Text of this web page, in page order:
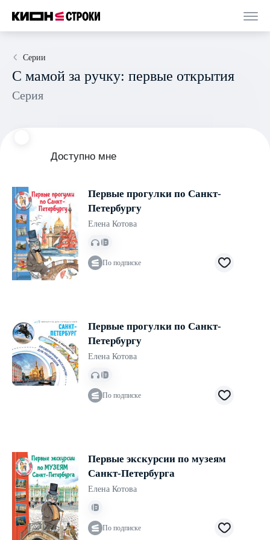
Серии
С мамой за ручку: первые открытия
Серия
Доступно мне
Первые прогулки по Санкт-
Петербургу
Елена Котова
По подписке
Первые прогулки по Санкт-
Петербургу
Елена Котова
По подписке
Первые экскурсии по музеям
Санкт-Петербурга
Елена Котова
По подписке